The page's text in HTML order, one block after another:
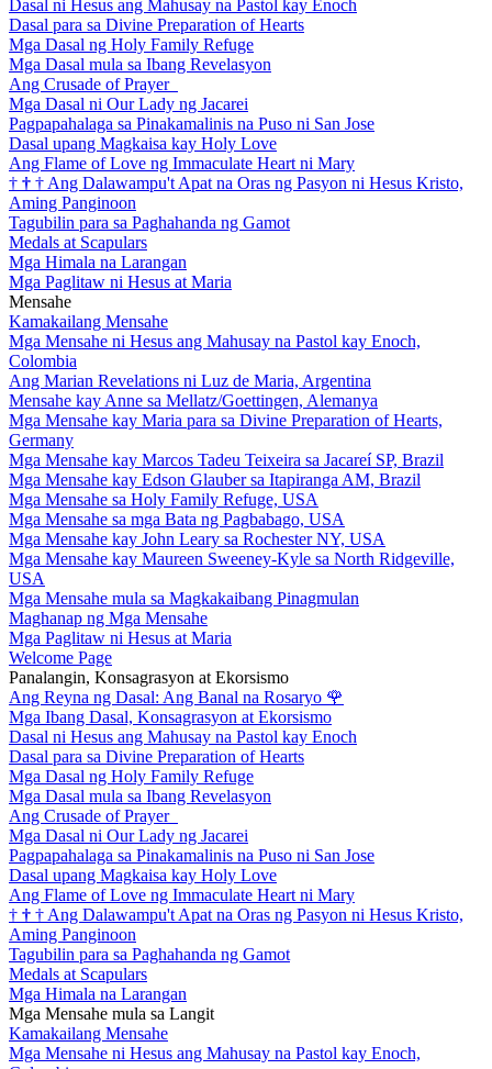
Dasal ni Hesus ang Mahusay na Pastol kay Enoch
Dasal para sa Divine Preparation of Hearts
Mga Dasal ng Holy Family Refuge
Mga Dasal mula sa Ibang Revelasyon
Ang Crusade of Prayer
Mga Dasal ni Our Lady ng Jacarei
Pagpapahalaga sa Pinakamalinis na Puso ni San Jose
Dasal upang Magkaisa kay Holy Love
Ang Flame of Love ng Immaculate Heart ni Mary
† † † Ang Dalawampu't Apat na Oras ng Pasyon ni Hesus Kristo,
Aming Panginoon
Tagubilin para sa Paghahanda ng Gamot
Medals at Scapulars
Mga Himala na Larangan
Mga Paglitaw ni Hesus at Maria
Mensahe
Kamakailang Mensahe
Mga Mensahe ni Hesus ang Mahusay na Pastol kay Enoch,
Colombia
Ang Marian Revelations ni Luz de Maria, Argentina
Mensahe kay Anne sa Mellatz/Goettingen, Alemanya
Mga Mensahe kay Maria para sa Divine Preparation of Hearts,
Germany
Mga Mensahe kay Marcos Tadeu Teixeira sa Jacareí SP, Brazil
Mga Mensahe kay Edson Glauber sa Itapiranga AM, Brazil
Mga Mensahe sa Holy Family Refuge, USA
Mga Mensahe sa mga Bata ng Pagbabago, USA
Mga Mensahe kay John Leary sa Rochester NY, USA
Mga Mensahe kay Maureen Sweeney-Kyle sa North Ridgeville,
USA
Mga Mensahe mula sa Magkakaibang Pinagmulan
Maghanap ng Mga Mensahe
Mga Paglitaw ni Hesus at Maria
Welcome Page
Panalangin, Konsagrasyon at Ekorsismo
Ang Reyna ng Dasal: Ang Banal na Rosaryo 🌹
Mga Ibang Dasal, Konsagrasyon at Ekorsismo
Dasal ni Hesus ang Mahusay na Pastol kay Enoch
Dasal para sa Divine Preparation of Hearts
Mga Dasal ng Holy Family Refuge
Mga Dasal mula sa Ibang Revelasyon
Ang Crusade of Prayer
Mga Dasal ni Our Lady ng Jacarei
Pagpapahalaga sa Pinakamalinis na Puso ni San Jose
Dasal upang Magkaisa kay Holy Love
Ang Flame of Love ng Immaculate Heart ni Mary
† † † Ang Dalawampu't Apat na Oras ng Pasyon ni Hesus Kristo,
Aming Panginoon
Tagubilin para sa Paghahanda ng Gamot
Medals at Scapulars
Mga Himala na Larangan
Mga Mensahe mula sa Langit
Kamakailang Mensahe
Mga Mensahe ni Hesus ang Mahusay na Pastol kay Enoch,